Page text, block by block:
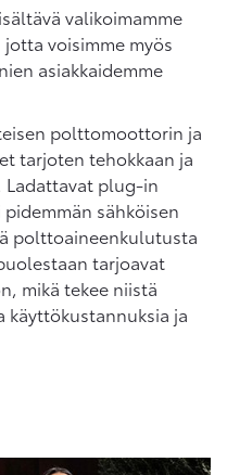
valikoimamme
voisimme myös
asiakkaidemme
polttomoottorin ja
tarjoten tehokkaan ja
Ladattavat plug-in
sähköisen
polttoaineenkulutusta
tarjoavat
mikä tekee niistä
käyttökustannuksia ja